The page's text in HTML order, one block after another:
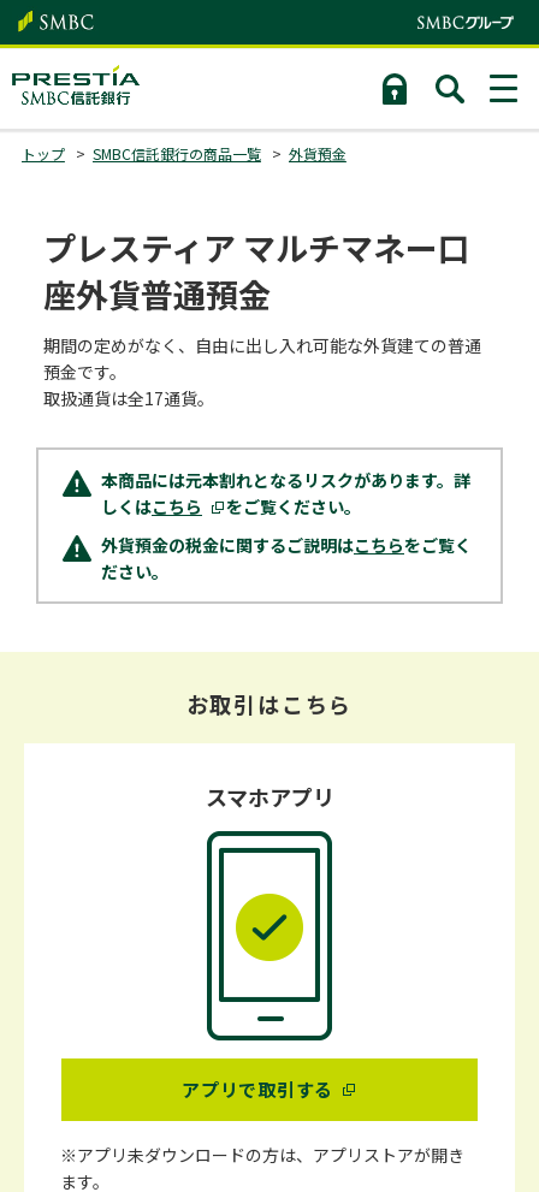
トップ SMBC信託銀行の商品一覧 外貨預金
プレスティア マルチマネー口
座外貨普通預金
期間の定めがなく、自由に出し入れ可能な外貨建ての普通
預金です。
取扱通貨は全17通貨。
本商品には元本割れとなるリスクがあります。詳
しくはこちら
をご覧ください。
外貨預金の税金に関するご説明はこちらをご覧く
ださい。
お取引はこちら
スマホアプリ
アプリで取引する
※アプリ未ダウンロードの方は、アプリストアが開き
ます。